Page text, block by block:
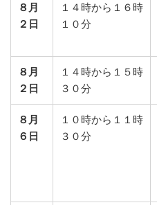
８月
２日
１４時から１６時
１０分
８月
２日
１４時から１５時
３０分
８月
６日
１０時から１１時
３０分